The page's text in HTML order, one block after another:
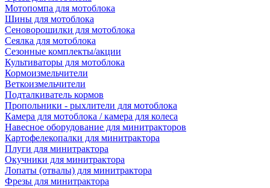
Мотопомпа для мотоблока
Шины для мотоблока
Сеноворошилки для мотоблока
Сеялка для мотоблока
Сезонные комплекты/акции
Культиваторы для мотоблока
Кормоизмельчители
Веткоизмельчители
Подталкиватель кормов
Пропольники - рыхлители для мотоблока
Камера для мотоблока / камера для колеса
Навесное оборудование для минитракторов
Картофелекопалки для минитрактора
Плуги для минитрактора
Окучники для минитрактора
Лопаты (отвалы) для минитрактора
Фрезы для минитрактора